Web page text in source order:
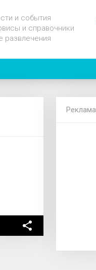
и события
и справочники
развлечения
Реклама